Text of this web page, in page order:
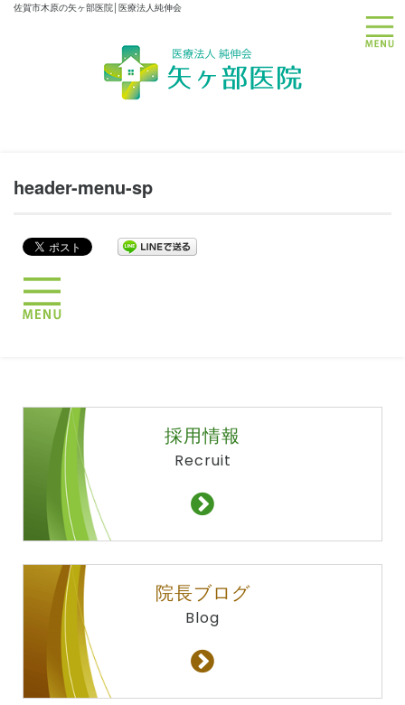
佐賀市木原の矢ヶ部医院│医療法人純伸会
header-menu-sp
採用情報
Recruit
院長ブログ
Blog